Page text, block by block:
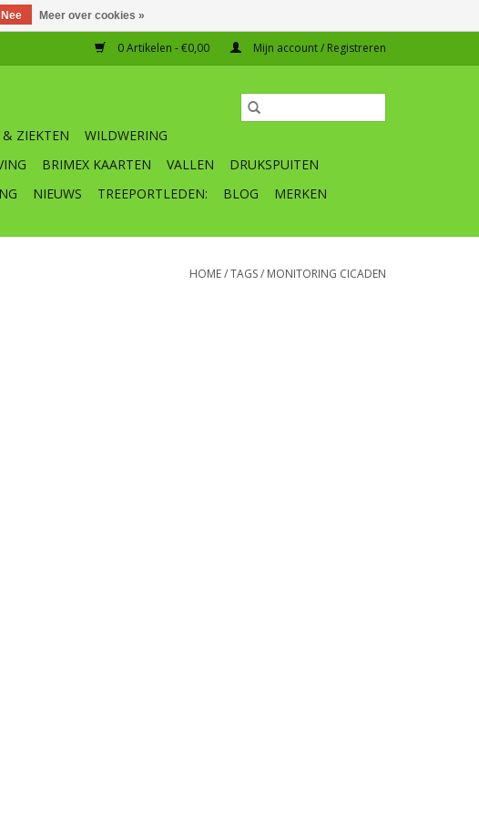
0 Artikelen - €0,00 Mijn account / Registreren
& ZIEKTEN
WILDWERING
BRIMEX KAARTEN VALLEN
DRUKSPUITEN
NIEUWS TREEPORTLEDEN: BLOG MERKEN
HOME/TAGS/ MONITORING CICADEN
Nee Meer over cookies »